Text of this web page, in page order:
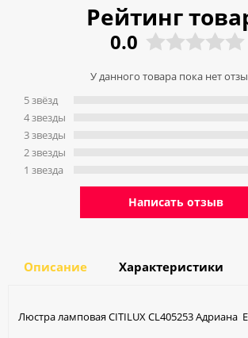
Рейтинг
0.0
У данного товара пока нет
5 звёзд
4 звeзды
3 звeзды
2 звeзды
1 звeзда
Написать отзыв
Описание Характеристики
Люстра ламповая CITILUX CL405253 Адриана